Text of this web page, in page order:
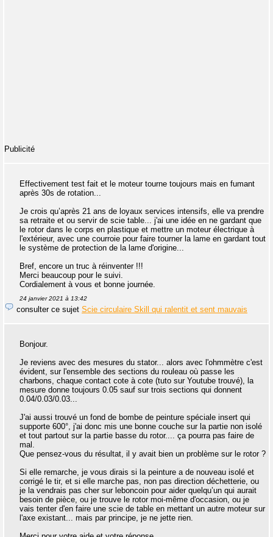
Publicité
Effectivement test fait et le moteur tourne toujours mais en fumant
après 30s de rotation...
Je crois qu’après 21 ans de loyaux services intensifs, elle va prendre
sa retraite et ou servir de scie table... j'ai une idée en ne gardant que
le rotor dans le corps en plastique et mettre un moteur électrique à
l'extérieur, avec une courroie pour faire tourner la lame en gardant tout
le système de protection de la lame d'origine...
Bref, encore un truc à réinventer !!!
Merci beaucoup pour le suivi.
Cordialement à vous et bonne journée.
24 janvier 2021 à 13:42
consulter ce sujet Scie circulaire Skill qui ralentit et sent mauvais
Bonjour.
Je reviens avec des mesures du stator... alors avec l'ohmmètre c'est
évident, sur l'ensemble des sections du rouleau où passe les
charbons, chaque contact cote à cote (tuto sur Youtube trouvé), la
mesure donne toujours 0.05 sauf sur trois sections qui donnent
0.04/0.03/0.03...
J'ai aussi trouvé un fond de bombe de peinture spéciale insert qui
supporte 600°, j'ai donc mis une bonne couche sur la partie non isolé
et tout partout sur la partie basse du rotor.... ça pourra pas faire de
mal.
Que pensez-vous du résultat, il y avait bien un problème sur le rotor ?
Si elle remarche, je vous dirais si la peinture a de nouveau isolé et
corrigé le tir, et si elle marche pas, non pas direction déchetterie, ou
je la vendrais pas cher sur leboncoin pour aider quelqu’un qui aurait
besoin de pièce, ou je trouve le rotor moi-même d'occasion, ou je
vais tenter d'en faire une scie de table en mettant un autre moteur sur
l'axe existant... mais par principe, je ne jette rien.